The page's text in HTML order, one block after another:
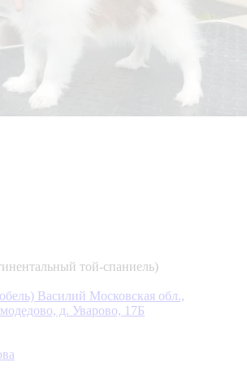
той-спаниель)
Василий Московская обл.,
д. Уварово, 17Б